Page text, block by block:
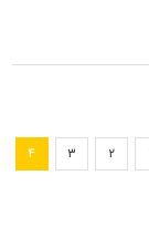
۲ ۳ ۴